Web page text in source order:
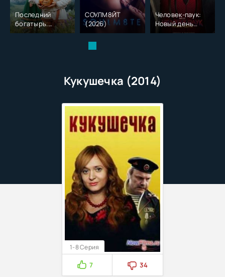
Последний
богатырь.
Колобок (2026)
СОУЛМ8ЙТ
(2026)
Человек-паук:
Новый день
(2026)
Кукушечка (2014)
1-8 Серия
7
34